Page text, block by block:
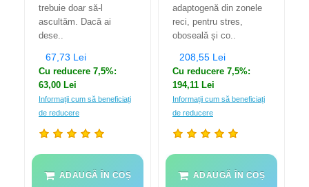
trebuie doar să-l
ascultăm. Dacă ai
dese..
67,73 Lei
Cu reducere 7,5%:
63,00 Lei
Informații cum să beneficiați
de reducere
ADAUGĂ ÎN COȘ
adaptogenă din zonele
reci, pentru stres,
oboseală și co..
208,55 Lei
Cu reducere 7,5%:
194,11 Lei
Informații cum să beneficiați
de reducere
ADAUGĂ ÎN COȘ